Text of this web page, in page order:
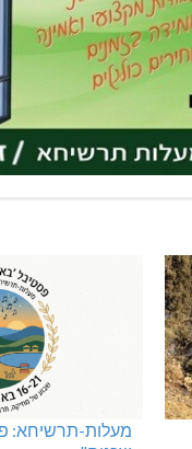
טרנספורמטור קפוט